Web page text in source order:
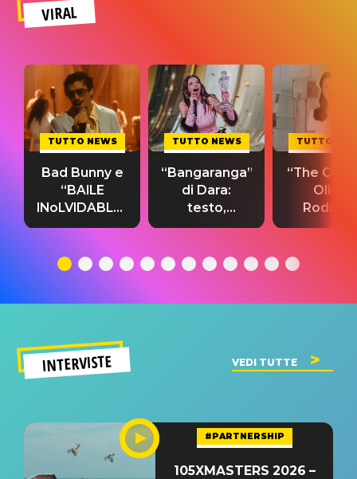
VIRAL
TUTTO NEWS
Bad Bunny e
“BAILE
INoLVIDABLE”:
testo,
significato
TUTTO NEWS
“Bangaranga”
di Dara:
testo,
traduzione e
del singolo
TUTTO
“The
Olivia
testo,
INTERVISTE VEDI TUTTE
#PARTNERSHIP
105XMASTERS 2026 –